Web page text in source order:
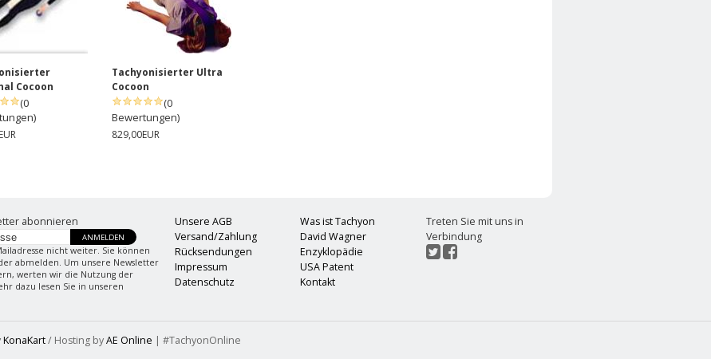
Cocoon
(0
Tachyonisierter Ultra
Cocoon
(0
Bewertungen)
829,00EUR
abonnieren
ANMELDEN
nicht weiter. Sie können
abmelden. Um unsere Newsletter
werten wir die Nutzung der
dazu lesen Sie in unseren
Unsere AGB
Versand/Zahlung
Rücksendungen
Impressum
Datenschutz
Was ist Tachyon
David Wagner
Enzyklopädie
USA Patent
Kontakt
Treten Sie mit uns in
Verbindung
KonaKart/ Hosting byAE Online | #TachyonOnline